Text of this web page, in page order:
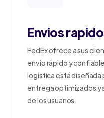
Envios
FedEx ofrece a sus
envío rápido y
logística está
entrega optimizados y
de los usuarios.